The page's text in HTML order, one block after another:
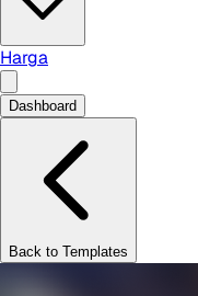
Harga
Dashboard
Back to Templates